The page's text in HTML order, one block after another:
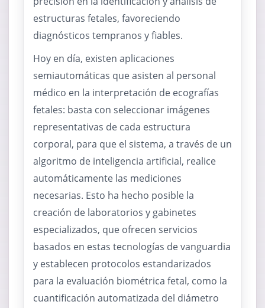
estructuras fetales, favoreciendo
diagnósticos tempranos y fiables.
Hoy en día, existen aplicaciones
semiautomáticas que asisten al personal
médico en la interpretación de ecografías
fetales: basta con seleccionar imágenes
representativas de cada estructura
corporal, para que el sistema, a través de un
algoritmo de inteligencia artificial, realice
automáticamente las mediciones
necesarias. Esto ha hecho posible la
creación de laboratorios y gabinetes
especializados, que ofrecen servicios
basados en estas tecnologías de vanguardia
y establecen protocolos estandarizados
para la evaluación biométrica fetal, como la
cuantificación automatizada del diámetro